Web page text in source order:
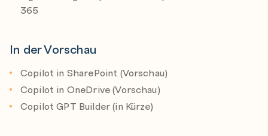
365
In der Vorschau
Copilot in SharePoint (Vorschau)
Copilot in OneDrive (Vorschau)
Copilot GPT Builder (in Kürze)